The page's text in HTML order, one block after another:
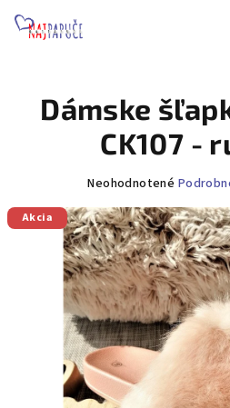
Dámske
CK107 -
Priemerné
produktu
je
0,0
z
5
hviezdičiek.
Neohodnotené
Akcia